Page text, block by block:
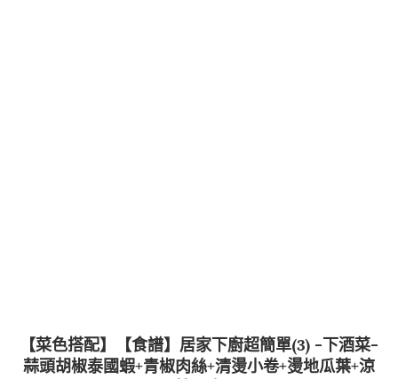
【菜色搭配】【食譜】居家下廚超簡單(3) -下酒菜-
蒜頭胡椒泰國蝦+青椒肉絲+清燙小卷+燙地瓜葉+涼